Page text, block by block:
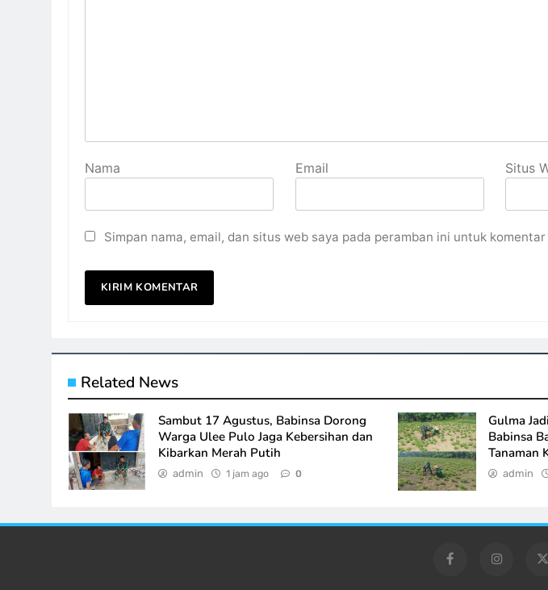
Nama Email Situs
Simpan nama, email, dan situs web saya pada peramban ini untuk
Related News
Sambut 17 Agustus, Babinsa Dorong
Warga Ulee Pulo Jaga Kebersihan dan
Kibarkan Merah Putih
admin 1 jam ago 0
Gulma
Babinsa
Tanaman
admin